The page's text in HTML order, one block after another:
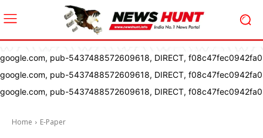
google.com, pub-5437488572609618, DIRECT, f08c47fec0942fa0
google.com, pub-5437488572609618, DIRECT, f08c47fec0942fa0
google.com, pub-5437488572609618, DIRECT, f08c47fec0942fa0
Home E-Paper